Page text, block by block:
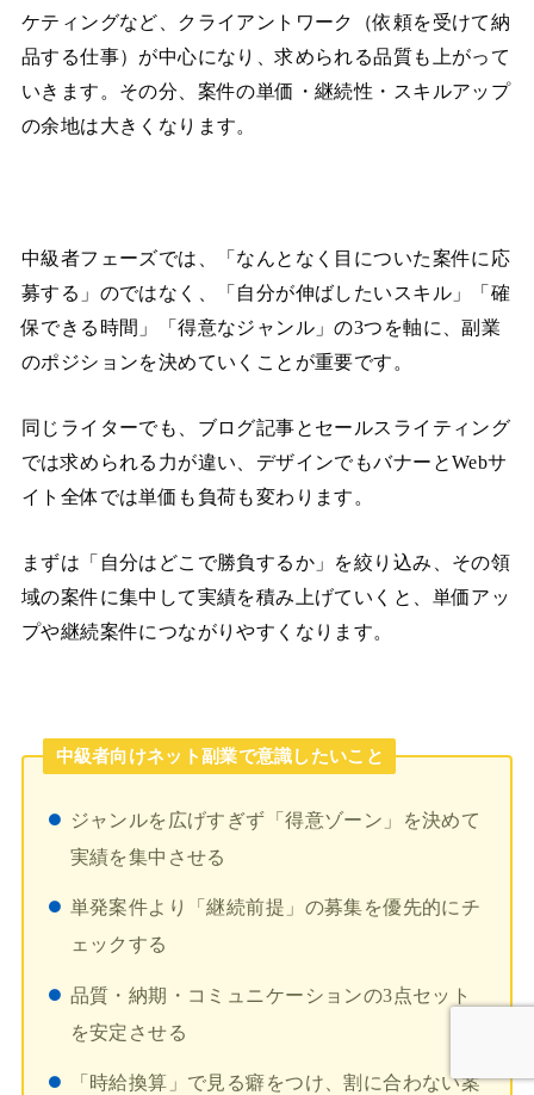
ケティングなど、クライアントワーク（依頼を受けて納
品する仕事）が中心になり、求められる品質も上がって
いきます。その分、案件の単価・継続性・スキルアップ
の余地は大きくなります。
中級者フェーズでは、「なんとなく目についた案件に応
募する」のではなく、「自分が伸ばしたいスキル」「確
保できる時間」「得意なジャンル」の3つを軸に、副業
のポジションを決めていくことが重要です。
同じライターでも、ブログ記事とセールスライティング
では求められる力が違い、デザインでもバナーとWebサ
イト全体では単価も負荷も変わります。
まずは「自分はどこで勝負するか」を絞り込み、その領
域の案件に集中して実績を積み上げていくと、単価アッ
プや継続案件につながりやすくなります。
中級者向けネット副業で意識したいこと
ジャンルを広げすぎず「得意ゾーン」を決めて
実績を集中させる
単発案件より「継続前提」の募集を優先的にチ
ェックする
品質・納期・コミュニケーションの3点セット
を安定させる
「時給換算」で見る癖をつけ、割に合わない案